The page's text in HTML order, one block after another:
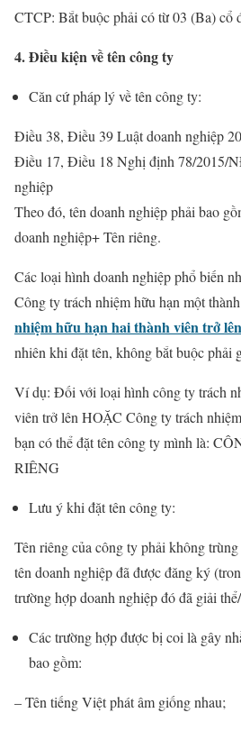
CTCP: Bắt buộc phải có từ 03 (Ba) cổ
4. Điều kiện về tên công ty
Căn cứ pháp lý về tên công ty:
Điều 38, Điều 39 Luật doanh nghiệp
Điều 17, Điều 18 Nghị định 78/2015/
nghiệp
Theo đó, tên doanh nghiệp phải bao
doanh nghiệp+ Tên riêng.
Các loại hình doanh nghiệp phổ biến
Công ty trách nhiệm hữu hạn một
nhiệm hữu hạn hai thành viên trở lên
nhiên khi đặt tên, không bắt buộc phải
Ví dụ: Đối với loại hình công ty trách
viên trở lên HOẶC Công ty trách
bạn có thể đặt tên công ty mình là:
RIÊNG
Lưu ý khi đặt tên công ty:
Tên riêng của công ty phải không
tên doanh nghiệp đã được đăng ký
trường hợp doanh nghiệp đó đã giải
Các trường hợp được bị coi là gây
bao gồm:
– Tên tiếng Việt phát âm giống nhau;